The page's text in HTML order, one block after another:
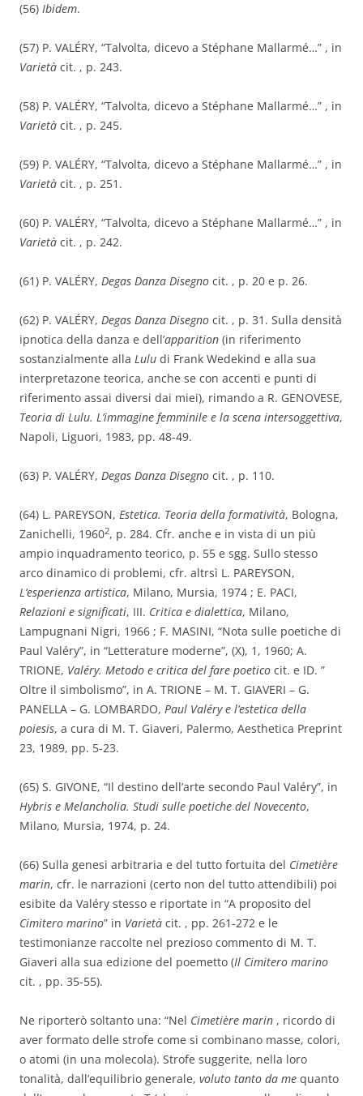
(56) Ibidem.
(57) P. VALÉRY, “Talvolta, dicevo a Stéphane Mallarmé…” , in
Varietà cit. , p. 243.
(58) P. VALÉRY, “Talvolta, dicevo a Stéphane Mallarmé…” , in
Varietà cit. , p. 245.
(59) P. VALÉRY, “Talvolta, dicevo a Stéphane Mallarmé…” , in
Varietà cit. , p. 251.
(60) P. VALÉRY, “Talvolta, dicevo a Stéphane Mallarmé…” , in
Varietà cit. , p. 242.
(61) P. VALÉRY, Degas Danza Disegno cit. , p. 20 e p. 26.
(62) P. VALÉRY, Degas Danza Disegno cit. , p. 31. Sulla densità
ipnotica della danza e dell’apparition (in riferimento
sostanzialmente alla Lulu di Frank Wedekind e alla sua
interpretazone teorica, anche se con accenti e punti di
riferimento assai diversi dai miei), rimando a R. GENOVESE,
Teoria di Lulu. L’immagine femminile e la scena intersoggettiva,
Napoli, Liguori, 1983, pp. 48-49.
(63) P. VALÉRY, Degas Danza Disegno cit. , p. 110.
(64) L. PAREYSON, Estetica. Teoria della formatività, Bologna,
Zanichelli, 19602, p. 284. Cfr. anche e in vista di un più
ampio inquadramento teorico, p. 55 e sgg. Sullo stesso
arco dinamico di problemi, cfr. altrsì L. PAREYSON,
L’esperienza artistica, Milano, Mursia, 1974 ; E. PACI,
Relazioni e significati, III. Critica e dialettica, Milano,
Lampugnani Nigri, 1966 ; F. MASINI, “Nota sulle poetiche di
Paul Valéry”, in “Letterature moderne”, (X), 1, 1960; A.
TRIONE, Valéry. Metodo e critica del fare poetico cit. e ID. ”
Oltre il simbolismo”, in A. TRIONE – M. T. GIAVERI – G.
PANELLA – G. LOMBARDO, Paul Valéry e l’estetica della
poiesis, a cura di M. T. Giaveri, Palermo, Aesthetica Preprint
23, 1989, pp. 5-23.
(65) S. GIVONE, “Il destino dell’arte secondo Paul Valéry”, in
Hybris e Melancholia. Studi sulle poetiche del Novecento,
Milano, Mursia, 1974, p. 24.
(66) Sulla genesi arbitraria e del tutto fortuita del Cimetière
marin, cfr. le narrazioni (certo non del tutto attendibili) poi
esibite da Valéry stesso e riportate in “A proposito del
Cimitero marino” in Varietà cit. , pp. 261-272 e le
testimonianze raccolte nel prezioso commento di M. T.
Giaveri alla sua edizione del poemetto (Il Cimitero marino
cit. , pp. 35-55).
Ne riporterò soltanto una: “Nel Cimetière marin , ricordo di
aver formato delle strofe come si combinano masse, colori,
o atomi (in una molecola). Strofe suggerite, nella loro
tonalità, dall’equilibrio generale, voluto tanto da me quanto